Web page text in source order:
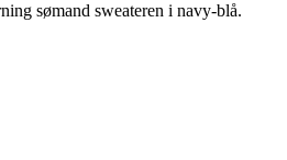
sømand sweateren i navy-blå.